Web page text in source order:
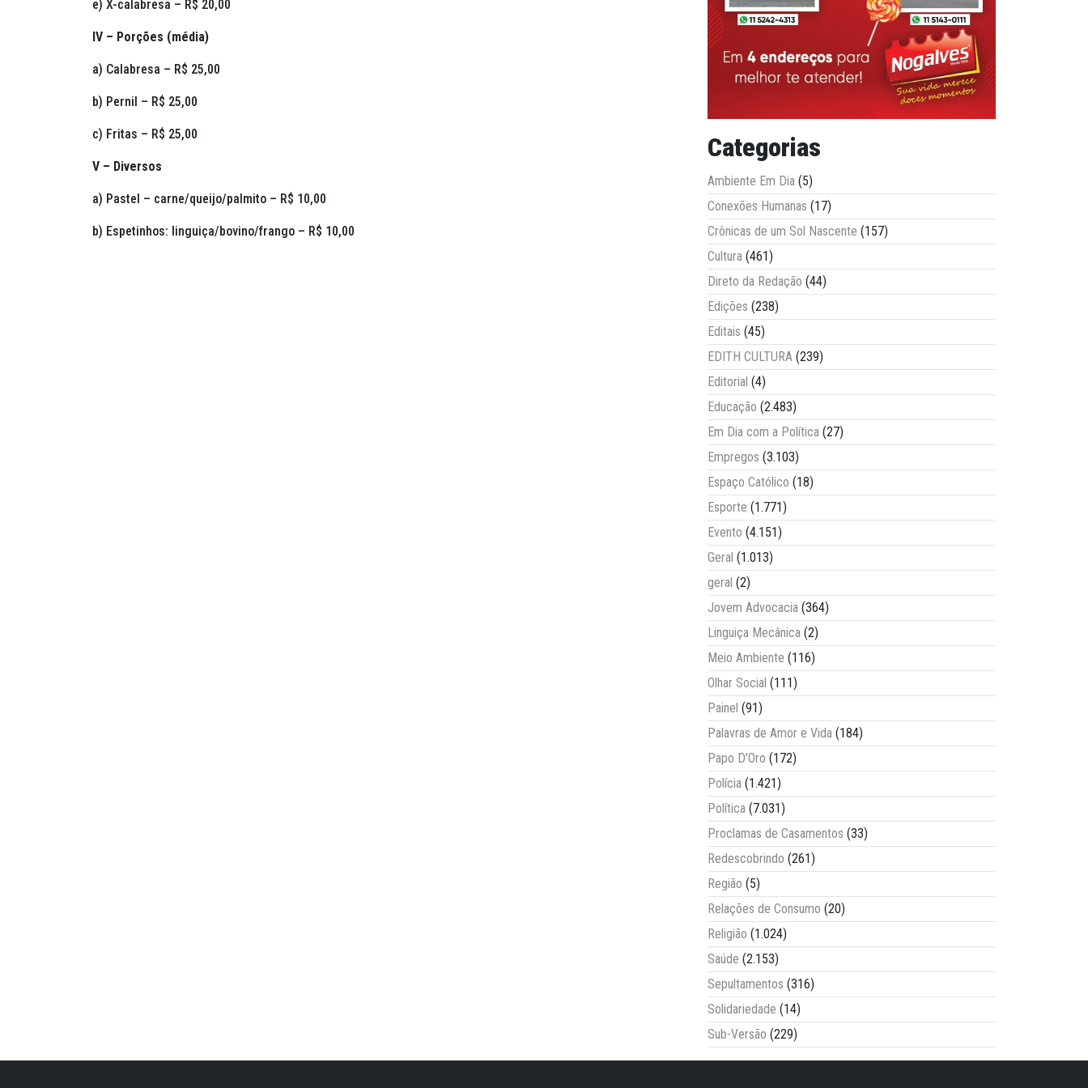
e) X-calabresa – R$ 20,00
IV – Porções (média)
a) Calabresa – R$ 25,00
b) Pernil – R$ 25,00
c) Fritas – R$ 25,00
V – Diversos
a) Pastel – carne/queijo/palmito – R$ 10,00
b) Espetinhos: linguiça/bovino/frango – R$ 10,00
Categorias
Ambiente Em Dia (5)
Conexões Humanas (17)
Crônicas de um Sol Nascente (157)
Cultura (461)
Direto da Redação (44)
Edições (238)
Editais (45)
EDITH CULTURA (239)
Editorial (4)
Educação (2.483)
Em Dia com a Política (27)
Empregos (3.103)
Espaço Católico (18)
Esporte (1.771)
Evento (4.151)
Geral (1.013)
geral (2)
Jovem Advocacia (364)
Linguiça Mecânica (2)
Meio Ambiente (116)
Olhar Social (111)
Painel (91)
Palavras de Amor e Vida (184)
Papo D'Oro (172)
Polícia (1.421)
Política (7.031)
Proclamas de Casamentos (33)
Redescobrindo (261)
Região (5)
Relações de Consumo (20)
Religião (1.024)
Saúde (2.153)
Sepultamentos (316)
Solidariedade (14)
Sub-Versão (229)